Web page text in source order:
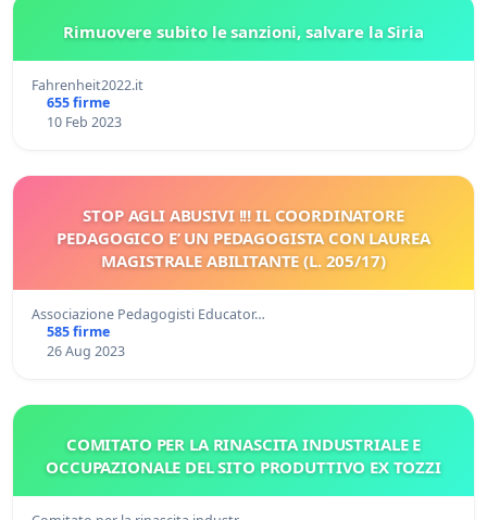
Rimuovere subito le sanzioni, salvare la Siria
Fahrenheit2022.it
655 firme
10 Feb 2023
STOP AGLI ABUSIVI !!! IL COORDINATORE
PEDAGOGICO E’ UN PEDAGOGISTA CON LAUREA
MAGISTRALE ABILITANTE (L. 205/17)
Associazione Pedagogisti Educator…
585 firme
26 Aug 2023
COMITATO PER LA RINASCITA INDUSTRIALE E
OCCUPAZIONALE DEL SITO PRODUTTIVO EX TOZZI